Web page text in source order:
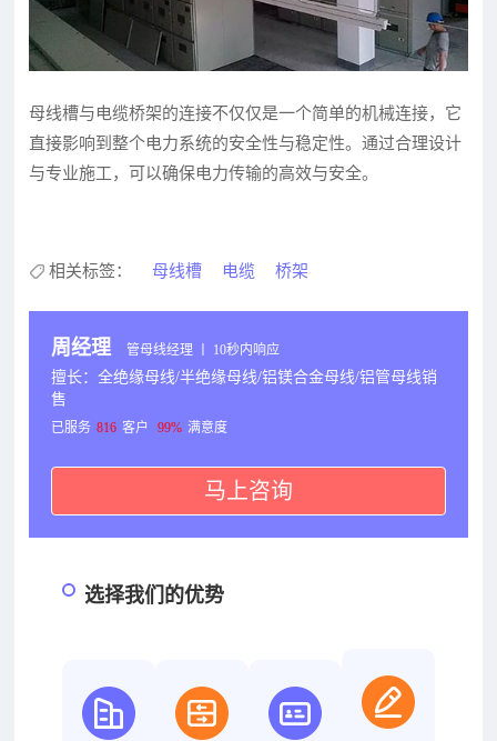
母线槽与电缆桥架的连接不仅仅是一个简单的机械连接，它
直接影响到整个电力系统的安全性与稳定性。通过合理设计
与专业施工，可以确保电力传输的高效与安全。
相关标签： 母线槽 电缆 桥架
周经理 管母线经理 丨 10秒内响应
擅长：全绝缘母线/半绝缘母线/铝镁合金母线/铝管母线销
售
已服务 816 客户 99% 满意度
马上咨询
选择我们的优势